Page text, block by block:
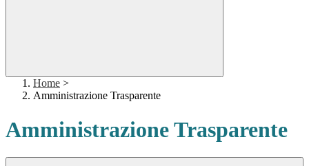
Home >
Amministrazione Trasparente
Amministrazione Trasparente